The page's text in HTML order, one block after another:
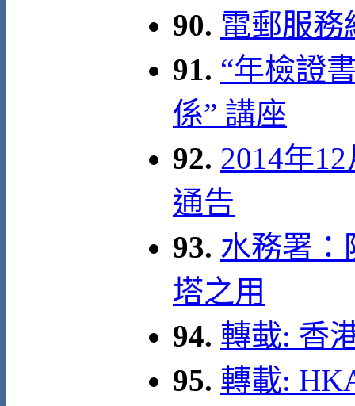
90. 電郵服務
91. “年檢證
係” 講座
92. 2014年
通告
93. 水務署：
塔之用
94. 轉蛓: 香
95. 轉載: